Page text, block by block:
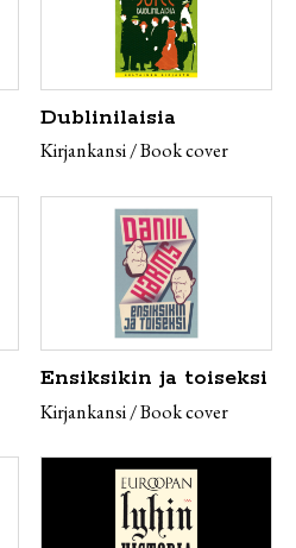
Dublinilaisia
Kirjankansi / Book cover
Ensiksikin ja toiseksi
Kirjankansi / Book cover